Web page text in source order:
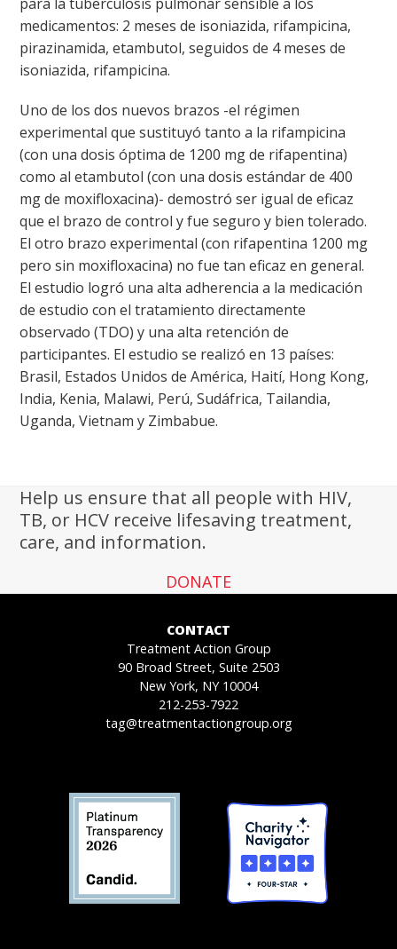
medicamentos: 2 meses de isoniazida, rifampicina,
pirazinamida, etambutol, seguidos de 4 meses de
isoniazida, rifampicina.
Uno de los dos nuevos brazos -el régimen
experimental que sustituyó tanto a la rifampicina
(con una dosis óptima de 1200 mg de rifapentina)
como al etambutol (con una dosis estándar de 400
mg de moxifloxacina)- demostró ser igual de eficaz
que el brazo de control y fue seguro y bien tolerado.
El otro brazo experimental (con rifapentina 1200 mg
pero sin moxifloxacina) no fue tan eficaz en general.
El estudio logró una alta adherencia a la medicación
de estudio con el tratamiento directamente
observado (TDO) y una alta retención de
participantes. El estudio se realizó en 13 países:
Brasil, Estados Unidos de América, Haití, Hong Kong,
India, Kenia, Malawi, Perú, Sudáfrica, Tailandia,
Uganda, Vietnam y Zimbabue.
Help us ensure that all people with HIV,
TB, or HCV receive lifesaving treatment,
care, and information.
DONATE
CONTACT
Treatment Action Group
90 Broad Street, Suite 2503
New York, NY 10004
212-253-7922
tag@treatmentactiongroup.org